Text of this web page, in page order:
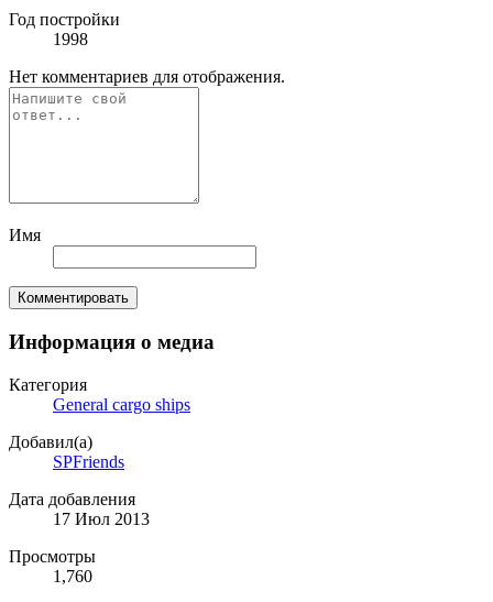
Год постройки
1998
Нет комментариев для отображения.
Имя
Комментировать
Информация о медиа
Категория
General cargo ships
Добавил(а)
SPFriends
Дата добавления
17 Июл 2013
Просмотры
1,760